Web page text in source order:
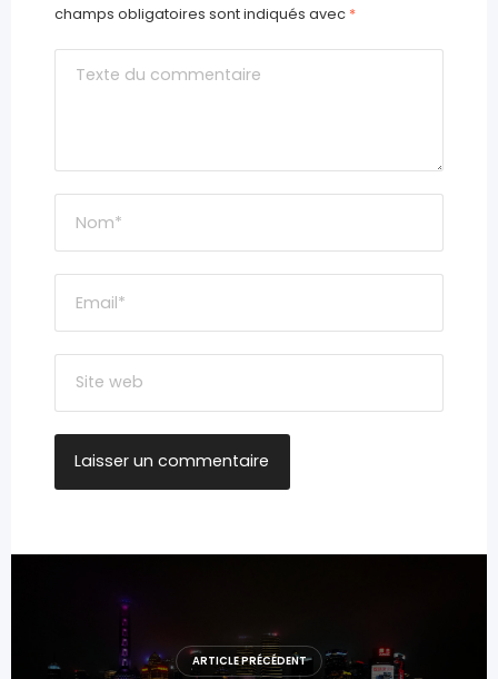
champs obligatoires sont indiqués avec *
l’article
ARTICLE PRÉCÉDENT